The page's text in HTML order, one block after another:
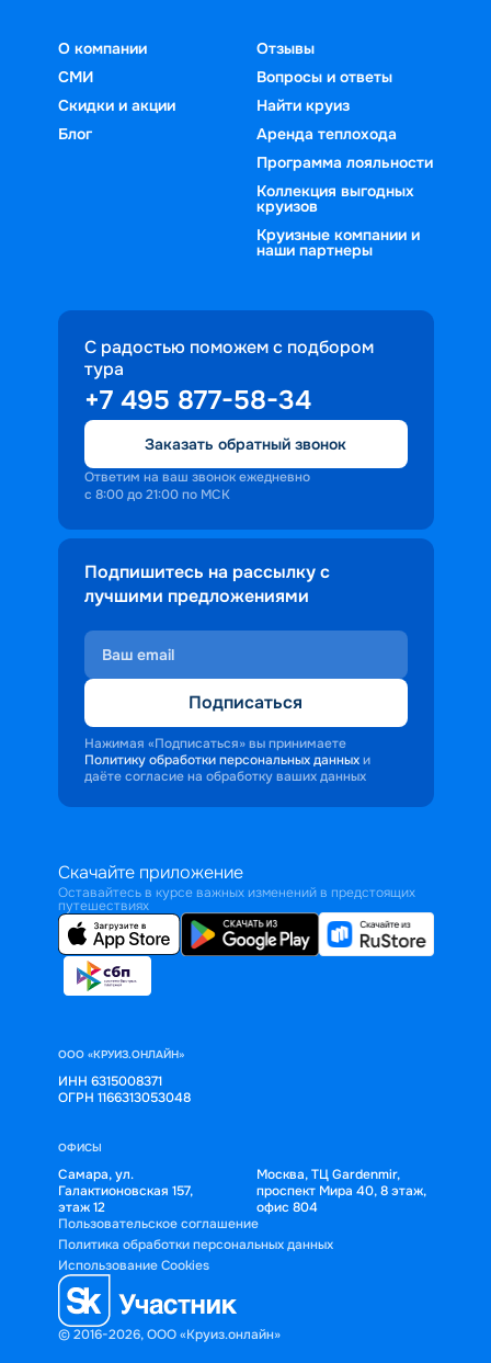
О компании
СМИ
Скидки и акции
Блог
Отзывы
Вопросы и ответы
Найти круиз
Аренда теплохода
Программа лояльности
Коллекция выгодных
круизов
Круизные компании и
наши партнеры
С радостью поможем с подбором
тура
+7 495 877-58-34
Заказать обратный звонок
Ответим на ваш звонок ежедневно
с 8:00 до 21:00 по МСК
Подпишитесь на рассылку с
лучшими предложениями
Подписаться
Нажимая «Подписаться» вы принимаете
Политику обработки персональных данных и
даёте согласие на обработку ваших данных
Скачайте приложение
Оставайтесь в курсе важных изменений в предстоящих
путешествиях
ООО «КРУИЗ.ОНЛАЙН»
ИНН 6315008371
ОГРН 1166313053048
ОФИСЫ
Самара, ул.
Галактионовская 157,
этаж 12
Москва, ТЦ Gardenmir,
проспект Мира 40, 8 этаж,
офис 804
© 2016-2026, ООО «Круиз.онлайн»
Пользовательское соглашение
Политика обработки персональных данных
Использование Cookies